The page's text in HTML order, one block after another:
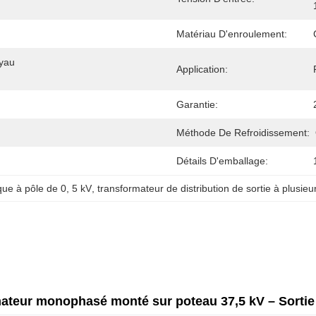
Matériau D'enroulement:
Application:
Garantie:
Méthode De Refroidissement:
Détails D'emballage:
à pôle de 0 5 kV transformateur de distribution de sortie à
monophasé monté sur poteau 37,5 kV –